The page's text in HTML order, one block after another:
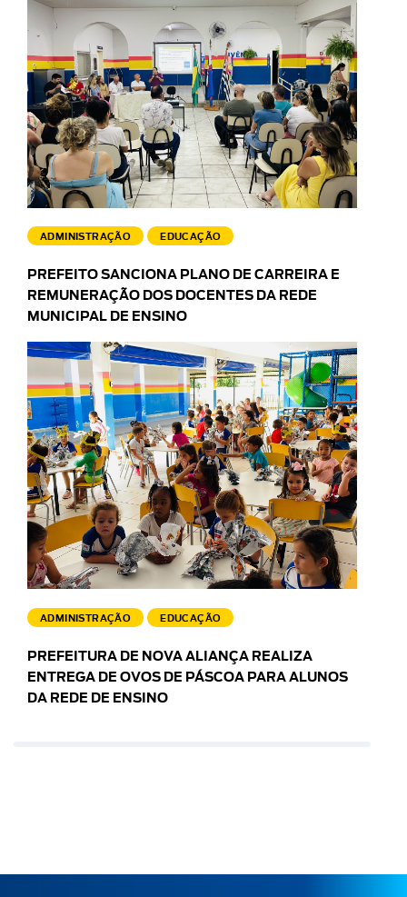
ADMINISTRAÇÃO EDUCAÇÃO
PREFEITO SANCIONA PLANO DE CARREIRA E
REMUNERAÇÃO DOS DOCENTES DA REDE
MUNICIPAL DE ENSINO
ADMINISTRAÇÃO EDUCAÇÃO
PREFEITURA DE NOVA ALIANÇA REALIZA
ENTREGA DE OVOS DE PÁSCOA PARA ALUNOS
DA REDE DE ENSINO